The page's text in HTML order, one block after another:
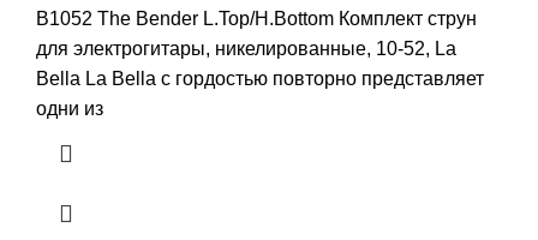
B1052 The Bender L.Top/H.Bottom Комплект струн
для электрогитары, никелированные, 10-52, La
Bella La Bella с гордостью повторно представляет
одни из